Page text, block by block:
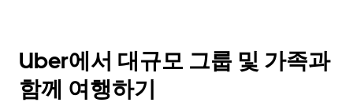
Uber에서 대규모 그룹 및 가족과
함께 여행하기